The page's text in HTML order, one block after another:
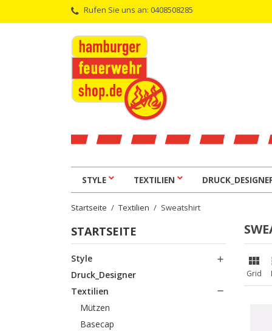
Rufen Sie uns an: 0408508285
STYLE TEXTILIEN
Startseite Textilien Sweatshirt
STARTSEITE
Style 
Druck_Designer
Textilien

Mützen
Basecap

Grid